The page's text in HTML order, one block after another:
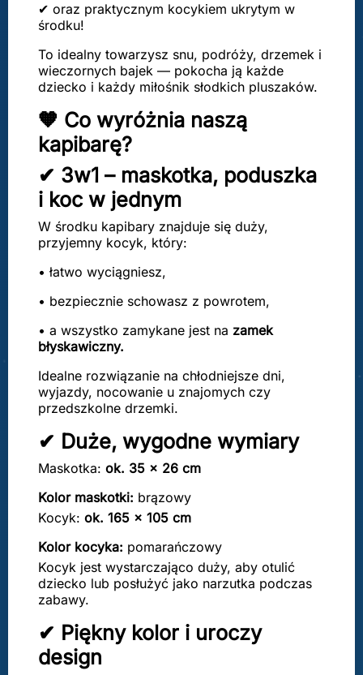
✔ oraz praktycznym kocykiem ukrytym w
środku!
To idealny towarzysz snu, podróży, drzemek i
wieczornych bajek — pokocha ją każde
dziecko i każdy miłośnik słodkich pluszaków.
🧡 Co wyróżnia naszą
kapibarę?
✔ 3w1 – maskotka, poduszka
i koc w jednym
W środku kapibary znajduje się duży,
przyjemny kocyk, który:
• łatwo wyciągniesz,
• bezpiecznie schowasz z powrotem,
• a wszystko zamykane jest na zamek
błyskawiczny.
Idealne rozwiązanie na chłodniejsze dni,
wyjazdy, nocowanie u znajomych czy
przedszkolne drzemki.
✔ Duże, wygodne wymiary
Maskotka: ok. 35 × 26 cm
Kolor maskotki: brązowy
Kocyk: ok. 165 × 105 cm
Kolor kocyka: pomarańczowy
Kocyk jest wystarczająco duży, aby otulić
dziecko lub posłużyć jako narzutka podczas
zabawy.
✔ Piękny kolor i uroczy
design